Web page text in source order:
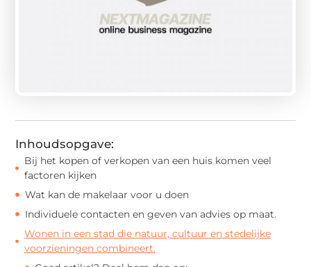
Inhoudsopgave:
Bij het kopen of verkopen van een huis komen veel
factoren kijken
Wat kan de makelaar voor u doen
Individuele contacten en geven van advies op maat.
Wonen in een stad die natuur, cultuur en stedelijke
voorzieningen combineert.